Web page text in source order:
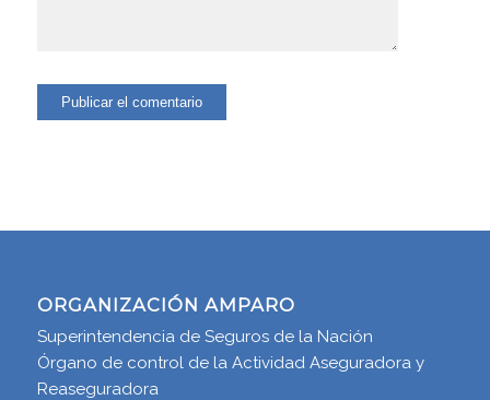
ORGANIZACIÓN AMPARO
Superintendencia de Seguros de la Nación
Órgano de control de la Actividad Aseguradora y
Reaseguradora